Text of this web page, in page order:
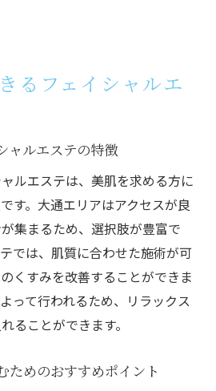
るフェイシャルエ
ャルエステの特徴
ルエステは、美肌を求める方に
す。大通エリアはアクセスが良
集まるため、選択肢が豊富で
では、肌質に合わせた施術が可
くすみを改善することができま
って行われるため、リラックス
ることができます。
ためのおすすめポイント